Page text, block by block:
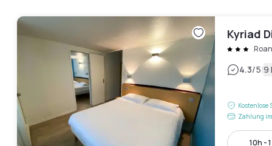
Kyriad
4.3/5|9
Kostenlose
Zahlung
10h -